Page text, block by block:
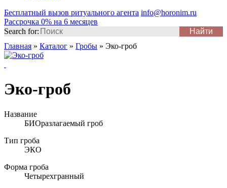
Бесплатный вызов ритуального агента info@horonim.ru
Рассрочка 0% на 6 месяцев
Search for:
Главная » Каталог » Гробы » Эко-гроб
Эко-гроб
Название
БИОразлагаемый гроб
Тип гроба
ЭКО
Форма гроба
Четырехгранный